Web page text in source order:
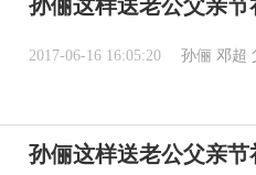
孙俪这样送老公父亲
2017-06-16 16:05:20 孙俪 邓超
孙俪这样送老公父亲